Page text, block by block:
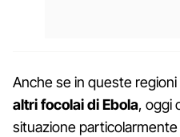
Anche se in queste
altri focolai di Ebola, oggi
situazione